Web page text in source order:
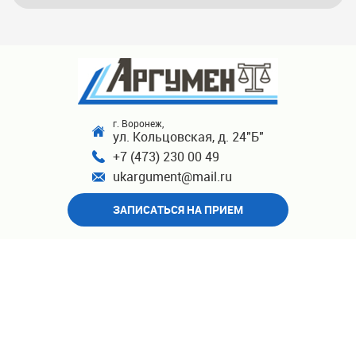
г. Воронеж,
ул. Кольцовская, д. 24"Б"
+7 (473) 230 00 49
ukargument@mail.ru
ЗАПИСАТЬСЯ НА ПРИЕМ